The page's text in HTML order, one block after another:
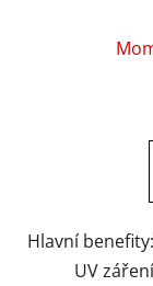
Hlavní
UV